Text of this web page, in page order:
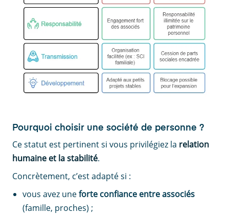
Pourquoi choisir une société de personne ?
Ce statut est pertinent si vous privilégiez la relation
humaine et la stabilité.
Concrètement, c’est adapté si :
vous avez uneforte confiance entre associés
(famille, proches) ;